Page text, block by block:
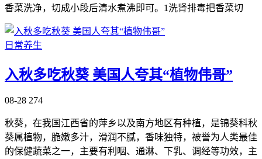
香菜洗净，切成小段后清水煮沸即可。1洗肾排毒把香菜切
日常养生
入秋多吃秋葵 美国人夸其“植物伟哥”
08-28 274
秋葵，在我国江西省的萍乡以及南方地区有种植，是锦葵科秋
葵属植物，脆嫩多汁，滑润不腻，香味独特，被誉为人类最佳
的保健蔬菜之一，主要有利咽、通淋、下乳、调经等功效，主